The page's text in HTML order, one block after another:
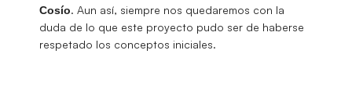
Cosío. Aun así, siempre nos quedaremos con la
duda de lo que este proyecto pudo ser de haberse
respetado los conceptos iniciales.